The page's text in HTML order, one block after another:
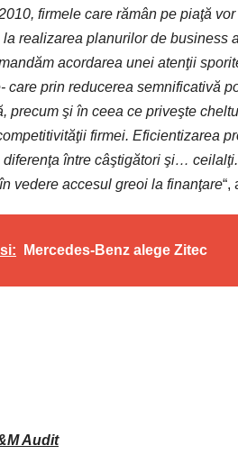
firmele care rămân pe piaţă
realizarea planurilor de business
acordarea unei atenţii
care prin reducerea semnificativă
precum şi în ceea ce priveşte
firmei. Eficientizarea
diferenţa între câştigători şi…
vedere accesul greoi la finanţare“,
Mercedes-Benz alege Zitec
Audit